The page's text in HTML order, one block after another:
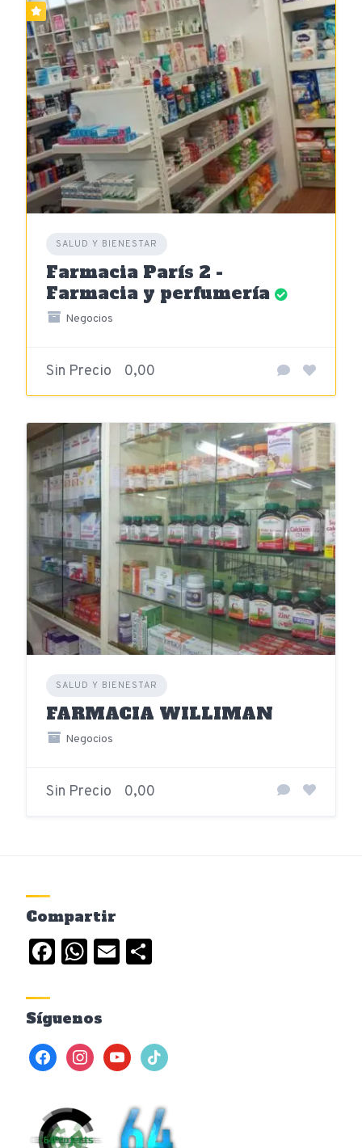
SALUD Y BIENESTAR
Farmacia París 2 -
Farmacia y perfumería
Negocios
Sin Precio 0,00
SALUD Y BIENESTAR
FARMACIA WILLIMAN
Negocios
Sin Precio 0,00
Compartir
Facebook
WhatsApp
Email
Síguenos
facebookinstagramyoutubetiktok